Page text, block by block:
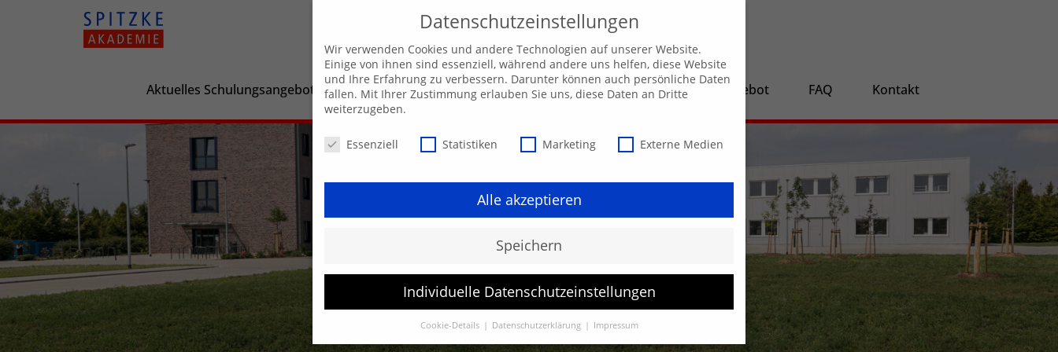
Aktuelles Schulungsangebot Unsere AKADEMIE EXPRESS-Highlights Beratungsangebot FAQ Kontakt
Datenschutzeinstellungen
Wir verwenden Cookies und andere Technologien auf unserer Website.
Einige von ihnen sind essenziell, während andere uns helfen, diese Website
und Ihre Erfahrung zu verbessern. Darunter können auch persönliche Daten
fallen. Mit Ihrer Zustimmung erlauben Sie uns, diese Daten an Dritte
weiterzugeben.
Datenschutzeinstellungen
Essenziell Statistiken Marketing Externe Medien
Alle akzeptieren
Speichern
Individuelle Datenschutzeinstellungen
Cookie-Details Datenschutzerklärung Impressum
Datenschutzeinstellungen